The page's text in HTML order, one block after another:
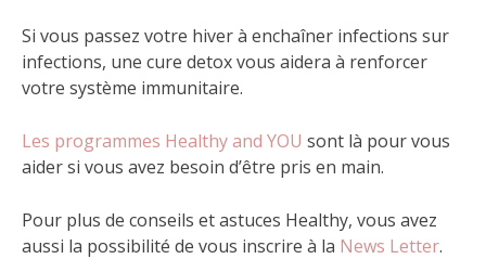
Si vous passez votre hiver à enchaîner infections sur
infections, une cure detox vous aidera à renforcer
votre système immunitaire.
Les programmes Healthy and YOU sont là pour vous
aider si vous avez besoin d’être pris en main.
Pour plus de conseils et astuces Healthy, vous avez
aussi la possibilité de vous inscrire à la News Letter.